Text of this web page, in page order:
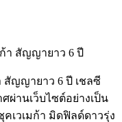
สัญญายาว 6 ปี เชลซี
ผ่านเว็บไซต์อย่างเป็น
เวเมก้า มิดฟิลด์ดาวรุ่ง